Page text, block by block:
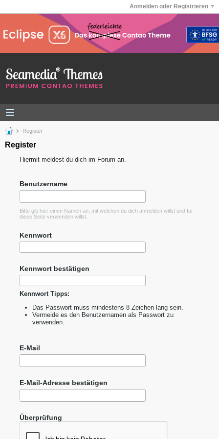
Anmelden oder Registrieren
Register
Register
Hiermit meldest du dich im Forum an.
Benutzername
Bitte gib hier einen Namen an, mit welchen du dich anmelden willst und für
diese Seite verwenden willst.
Kennwort
Kennwort bestätigen
Kennwort Tipps:
Das Passwort muss mindestens 8 Zeichen lang sein.
Vermeide es den Benutzernamen als Passwort zu
verwenden.
E-Mail
E-Mail-Adresse bestätigen
Überprüfung